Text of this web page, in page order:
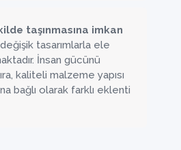
taşınmasına imkan
tasarımlarla ele
İnsan gücünü
kaliteli malzeme yapısı
bağlı olarak farklı eklenti